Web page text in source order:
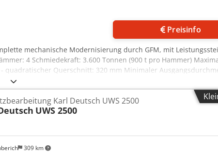
Preisinfo
mechanische Modernisierung durch GFM, mit
4 Schmiedekraft: 3.600 Tonnen (900 t pro Hammer)
Querschnitt: 320 mm Minimaler
Länge des Schmiedestücks mit/ohne seitliche Aufnahme:
Länge: 3000 mm Schmiedemotor: 2 x 500 kW, 5500 V, 50 Hz
493.000 kg
309 km
Karl Deutsch UWS 2500
UWS 2500